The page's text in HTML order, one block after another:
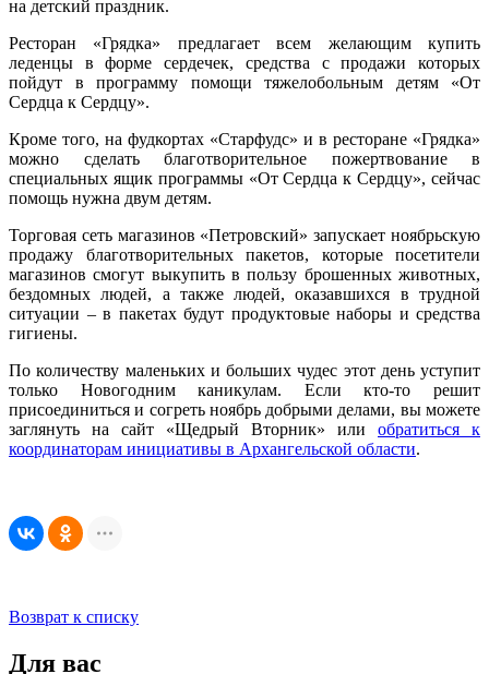
на детский праздник.
Ресторан «Грядка» предлагает всем желающим купить
леденцы в форме сердечек, средства с продажи которых
пойдут в программу помощи тяжелобольным детям «От
Сердца к Сердцу».
Кроме того, на фудкортах «Старфудс» и в ресторане «Грядка»
можно сделать благотворительное пожертвование в
специальных ящик программы «От Сердца к Сердцу», сейчас
помощь нужна двум детям.
Торговая сеть магазинов «Петровский» запускает ноябрьскую
продажу благотворительных пакетов, которые посетители
магазинов смогут выкупить в пользу брошенных животных,
бездомных людей, а также людей, оказавшихся в трудной
ситуации – в пакетах будут продуктовые наборы и средства
гигиены.
По количеству маленьких и больших чудес этот день уступит
только Новогодним каникулам. Если кто-то решит
присоединиться и согреть ноябрь добрыми делами, вы можете
заглянуть на сайт «Щедрый Вторник» или обратиться к
координаторам инициативы в Архангельской области.
Возврат к списку
Для вас